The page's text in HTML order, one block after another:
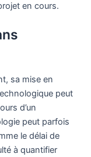
en cours.
sa mise en
peut
d’un
peut parfois
le délai de
à quantifier